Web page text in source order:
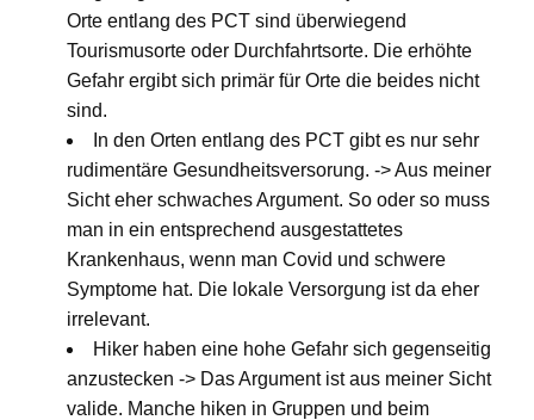
Orte entlang des PCT sind überwiegend
Tourismusorte oder Durchfahrtsorte. Die erhöhte
Gefahr ergibt sich primär für Orte die beides nicht
sind.
In den Orten entlang des PCT gibt es nur sehr
rudimentäre Gesundheitsversorung. -> Aus meiner
Sicht eher schwaches Argument. So oder so muss
man in ein entsprechend ausgestattetes
Krankenhaus, wenn man Covid und schwere
Symptome hat. Die lokale Versorgung ist da eher
irrelevant.
Hiker haben eine hohe Gefahr sich gegenseitig
anzustecken -> Das Argument ist aus meiner Sicht
valide. Manche hiken in Gruppen und beim